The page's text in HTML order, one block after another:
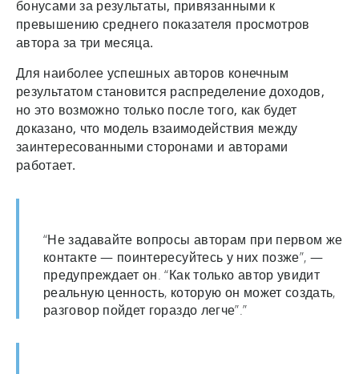
бонусами за результаты, привязанными к
превышению среднего показателя просмотров
автора за три месяца.
Для наиболее успешных авторов конечным
результатом становится распределение доходов,
но это возможно только после того, как будет
доказано, что модель взаимодействия между
заинтересованными сторонами и авторами
работает.
“Не задавайте вопросы авторам при первом же
контакте — поинтересуйтесь у них позже”, —
предупреждает он. “Как только автор увидит
реальную ценность, которую он может создать,
разговор пойдет гораздо легче”.”